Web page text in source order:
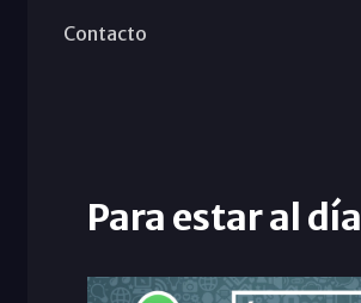
Contacto
Para estar al día